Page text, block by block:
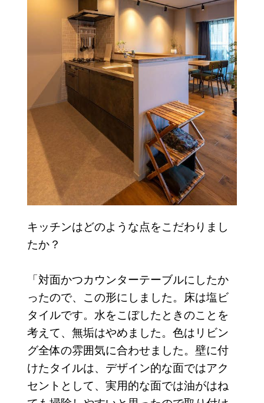
キッチンはどのような点をこだわりまし
たか？
「対面かつカウンターテーブルにしたか
ったので、この形にしました。床は塩ビ
タイルです。水をこぼしたときのことを
考えて、無垢はやめました。色はリビン
グ全体の雰囲気に合わせました。壁に付
けたタイルは、デザイン的な面ではアク
セントとして、実用的な面では油がはね